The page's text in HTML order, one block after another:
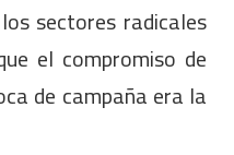
sectores radicales
el compromiso de
de campaña era la